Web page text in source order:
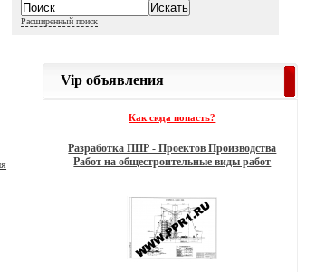
Расширенный поиск
Vip объявления
Как сюда попасть?
Разработка ППР - Проектов Производства
Работ на общестроительные виды работ